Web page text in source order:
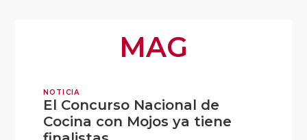
MAG
NOTICIA
El Concurso Nacional de
Cocina con Mojos ya tiene